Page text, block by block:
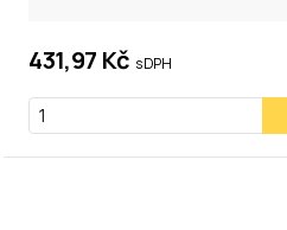
431,97 Kč s DPH